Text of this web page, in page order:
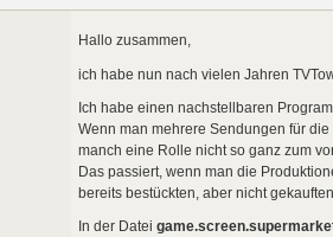
Hallo zusammen,
ich habe nun nach vielen Jahren
Ich habe einen nachstellbaren
Wenn man mehrere Sendungen für
manch eine Rolle nicht so ganz zum
Das passiert, wenn man die
bereits bestückten, aber nicht
In der Datei